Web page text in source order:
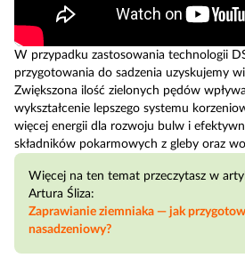
W przypadku zastosowania technologii
przygotowania do sadzenia uzyskujemy
Zwiększona ilość zielonych pędów
wykształcenie lepszego systemu
więcej energii dla rozwoju bulw i
składników pokarmowych z gleby oraz
Więcej na ten temat przeczytasz w
Artura Śliza:
Zaprawianie ziemniaka — jak
nasadzeniowy?